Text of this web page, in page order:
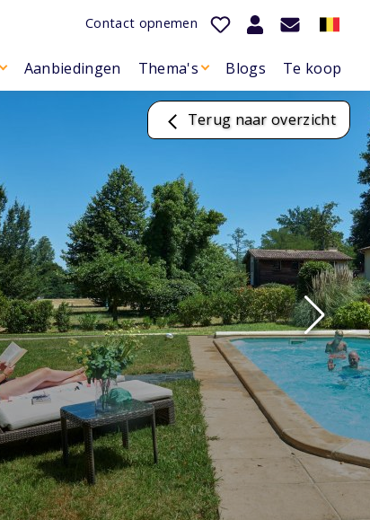
Contact opnemen
Aanbiedingen Thema's Blogs Te koop
Terug naar overzicht